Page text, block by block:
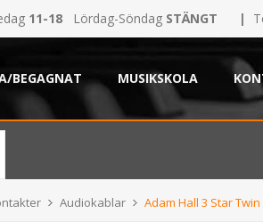
11-18 Lördag-Söndag STÄNGT |
BEGAGNAT MUSIKSKOLA
Audiokablar Adam Hall 3 Star